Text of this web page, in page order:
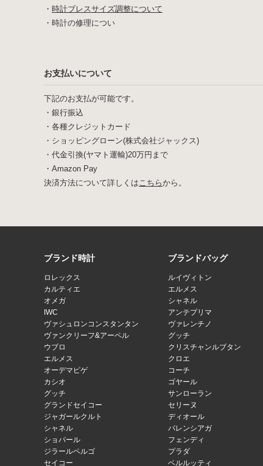
・ 時計ブレスサイズ調整について
・ 時計の修理につい
お支払いについて
下記のお支払が可能です。
・銀行振込
・各種クレジットカード
・ショッピングローン(株式会社ジャックス)
・代金引換(ヤマト運輸)20万円まで
・Amazon Pay
決済方法について詳しくはこちらから。
ブランド時計
ロレックス
カルティエ
オメガ
IWC
ヴァシュロンコンスタンタン
ヴァンクリーフ&アーペル
ウブロ
エルメス
オーデマピゲ
カシオ
グッチ
グランドセイコー
ジャガールクルト
シャネル
ショパール
ジラールペルゴ
セイコー
ブランドバッグ
ルイヴィトン
エルメス
シャネル
アンテプリマ
ヴァレンチノ
グッチ
クリスチャンルブタン
クロエ
コーチ
ゴヤール
サンローラン
セリーヌ
ディオール
バレンシアガ
フェンディ
プラダ
ベルルッティ